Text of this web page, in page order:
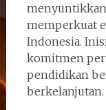
menyuntikkan
memperkuat
Indonesia.
komitmen
pendidikan
berkelanjutan.